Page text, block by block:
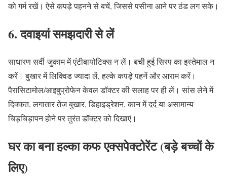
को गर्म रखें। ऐसे कपड़े पहनने से बचें, जिससे पसीना आने पर ठंड लग सके।
6. दवाइयां समझदारी से लें
साधारण सर्दी-जुकाम में एंटीबायोटिक्स न लें। बची हुई सिरप का इस्तेमाल न
करें। बुखार में लिक्विड ज्यादा लें, हल्के कपड़े पहनें और आराम करें।
पैरासिटामोल/आइबुप्रोफेन केवल डॉक्टर की सलाह पर ही लें। सांस लेने में
दिक्कत, लगातार तेज बुखार, डिहाइड्रेशन, कान में दर्द या असामान्य
चिड़चिड़ापन होने पर तुरंत डॉक्टर को दिखाएं।
घर का बना हल्का कफ एक्सपेक्टोरेंट (बड़े बच्चों के
लिए)